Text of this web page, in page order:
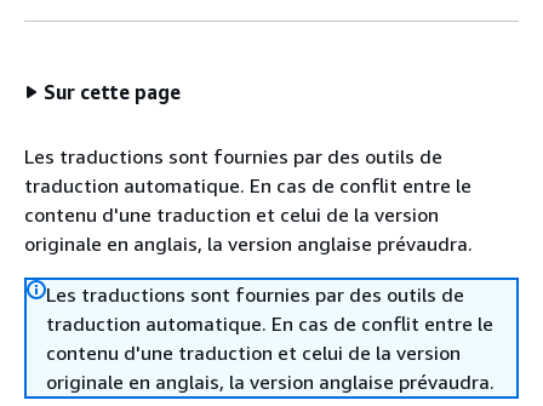
Sur cette page
Les traductions sont fournies par des outils de
traduction automatique. En cas de conflit entre le
contenu d'une traduction et celui de la version
originale en anglais, la version anglaise prévaudra.
Les traductions sont fournies par des outils de
traduction automatique. En cas de conflit entre le
contenu d'une traduction et celui de la version
originale en anglais, la version anglaise prévaudra.